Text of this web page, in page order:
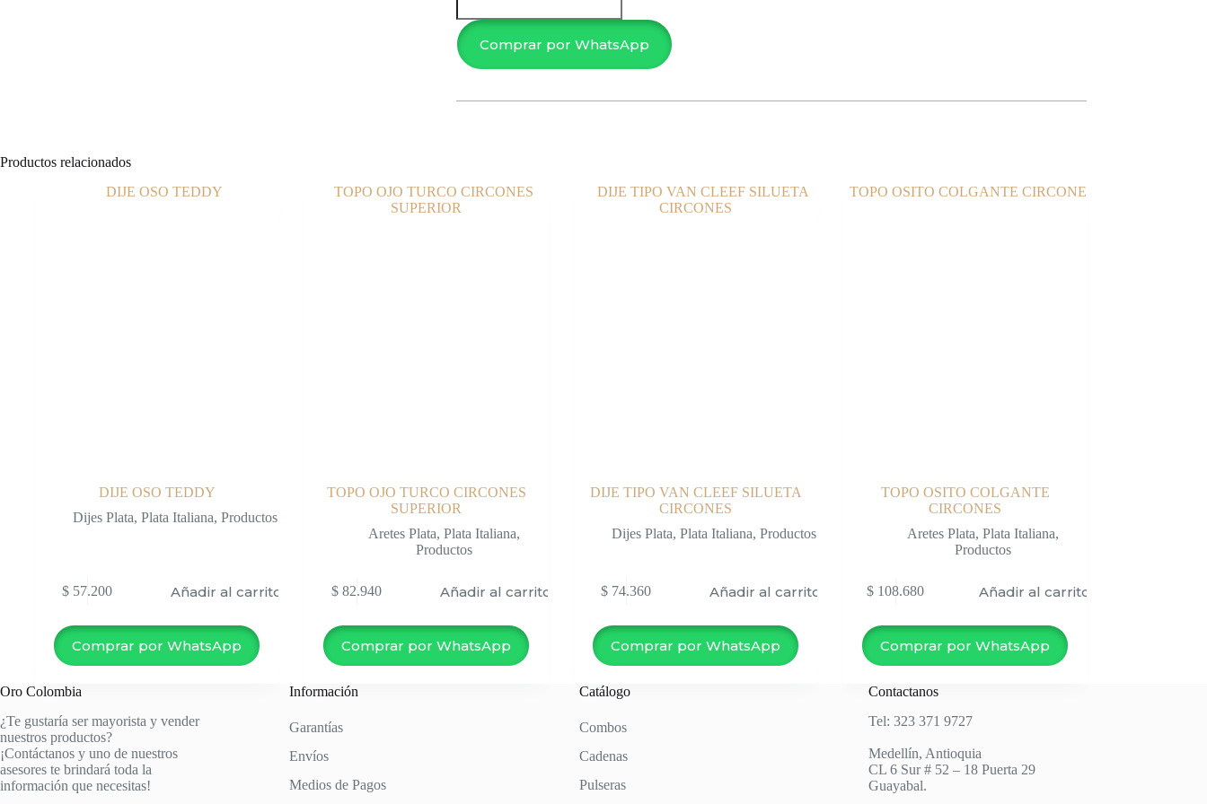
Comprar por WhatsApp
Productos relacionados
DIJE OSO TEDDY
Dijes Plata, Plata Italiana, Productos
$ 57.200 Añadir al carrito
Comprar por WhatsApp
TOPO OJO TURCO CIRCONES
SUPERIOR
Aretes Plata,Plata Italiana,
Productos
$ 82.940 Añadir al carrito
Comprar por WhatsApp
DIJE TIPO VAN CLEEF SILUETA
CIRCONES
Dijes Plata, Plata Italiana, Productos
$ 74.360 Añadir al carrito
Comprar por WhatsApp
TOPO OSITO COLGANTE
CIRCONES
Aretes Plata,Plata Italiana,
Productos
$ 108.680 Añadir al carrito
Comprar por WhatsApp
Oro Colombia
¿Te gustaría ser mayorista y vender
nuestros productos?
¡Contáctanos y uno de nuestros
asesores te brindará toda la
información que necesitas!
Información
Garantías
Envíos
Medios de Pagos
Catálogo
Combos
Cadenas
Pulseras
Contactanos
Tel: 323 371 9727
Medellín, Antioquia
CL 6 Sur # 52 – 18 Puerta 29
Guayabal.